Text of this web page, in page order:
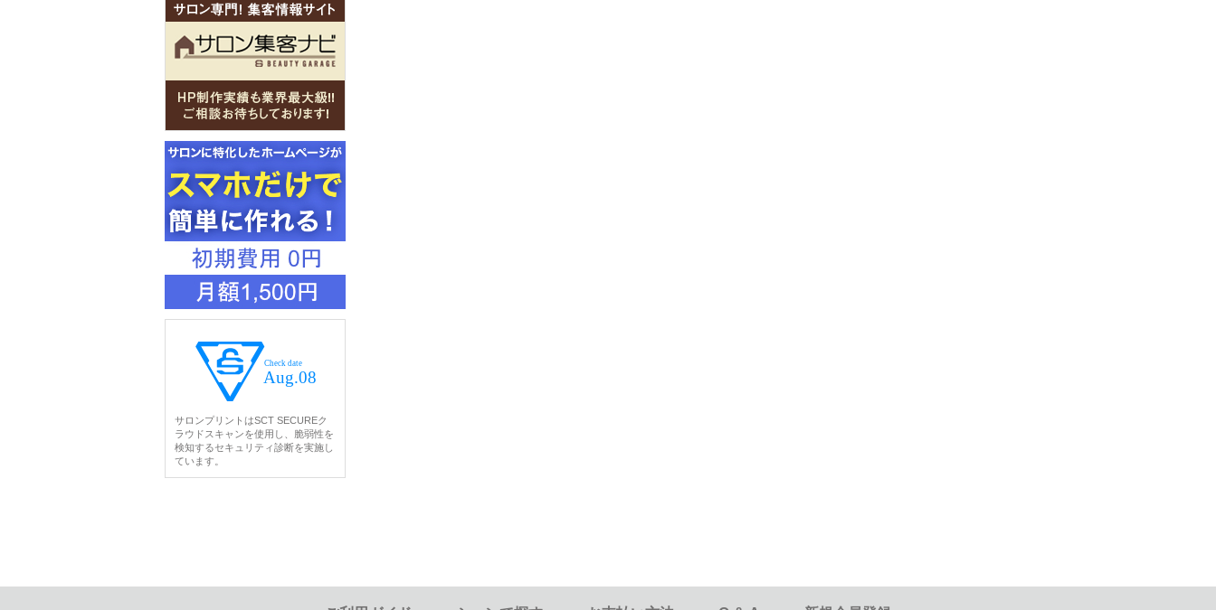
サロンプリントはSCT SECUREク
ラウドスキャンを使用し、脆弱性を
検知するセキュリティ診断を実施し
ています。